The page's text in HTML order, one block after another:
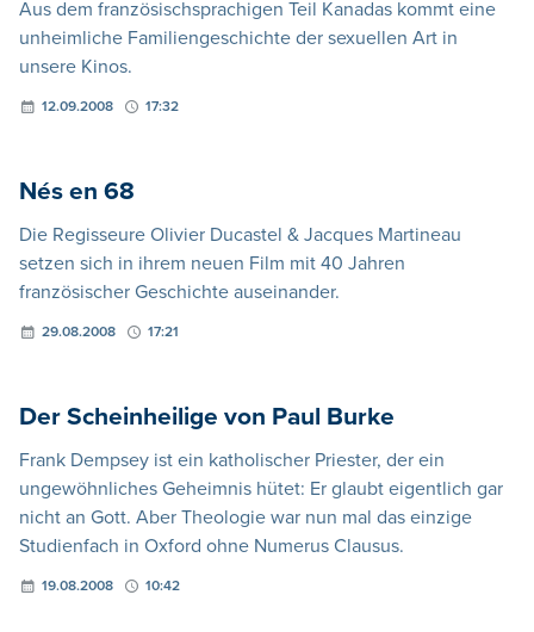
Aus dem französischsprachigen Teil Kanadas kommt eine
unheimliche Familiengeschichte der sexuellen Art in
unsere Kinos.
12.09.2008 17:32
Nés en 68
Die Regisseure Olivier Ducastel & Jacques Martineau
setzen sich in ihrem neuen Film mit 40 Jahren
französischer Geschichte auseinander.
29.08.2008 17:21
Der Scheinheilige von Paul Burke
Frank Dempsey ist ein katholischer Priester, der ein
ungewöhnliches Geheimnis hütet: Er glaubt eigentlich gar
nicht an Gott. Aber Theologie war nun mal das einzige
Studienfach in Oxford ohne Numerus Clausus.
19.08.2008 10:42